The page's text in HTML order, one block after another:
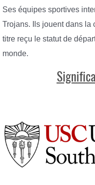
Ses équipes sportives
Trojans. Ils jouent dans la
titre reçu le statut de
monde.